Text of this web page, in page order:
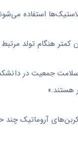
استفاده
کمتر هنگام تولد مرتبط
جمعیت در
هستند.»